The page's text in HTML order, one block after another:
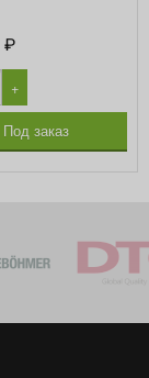
₽
+
Под заказ